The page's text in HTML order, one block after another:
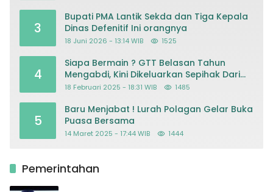
3
Bupati PMA Lantik Sekda dan Tiga Kepala
Dinas Defenitif Ini orangnya
18 Juni 2026 - 13:14 WIB 1525
4
Siapa Bermain ? GTT Belasan Tahun
Mengabdi, Kini Dikeluarkan Sepihak Dari
Dapodik
18 Februari 2025 - 18:31 WIB 1485
5
Baru Menjabat ! Lurah Polagan Gelar Buka
Puasa Bersama
14 Maret 2025 - 17:44 WIB 1444
Pemerintahan